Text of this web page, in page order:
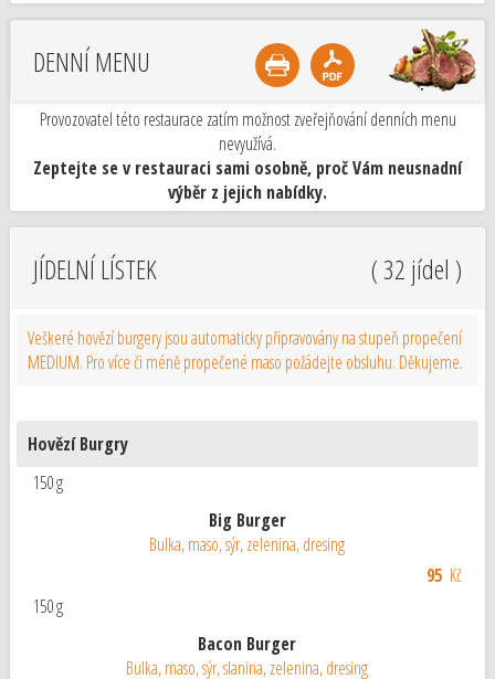
DENNÍ MENU
Provozovatel této restaurace zatím možnost zveřejňování denních menu
nevyužívá.
Zeptejte se v restauraci sami osobně, proč Vám neusnadní
výběr z jejich nabídky.
JÍDELNÍ LÍSTEK ( 32 jídel )
Veškeré hovězí burgery jsou automaticky připravovány na stupeň propečení
MEDIUM. Pro více či méně propečené maso požádejte obsluhu. Děkujeme.
Hovězí Burgry
150 g
Big Burger
Bulka, maso, sýr, zelenina, dresing
95Kč
150 g
Bacon Burger
Bulka, maso, sýr, slanina, zelenina, dresing